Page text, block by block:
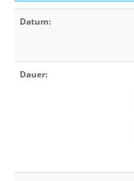
Datum:
Dauer: